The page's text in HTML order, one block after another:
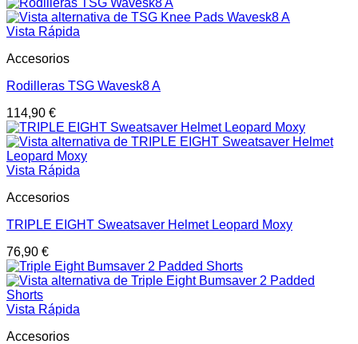
Vista Rápida
Accesorios
Rodilleras TSG Wavesk8 A
114,90 €
Vista Rápida
Accesorios
TRIPLE EIGHT Sweatsaver Helmet Leopard Moxy
76,90 €
Vista Rápida
Accesorios